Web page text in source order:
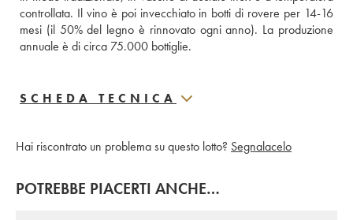
controllata. Il vino è poi invecchiato in botti di rovere per 14-16
mesi (il 50% del legno è rinnovato ogni anno). La produzione
annuale è di circa 75.000 bottiglie.
SCHEDA TECNICA
Hai riscontrato un problema su questo lotto? Segnalacelo
POTREBBE PIACERTI ANCHE…